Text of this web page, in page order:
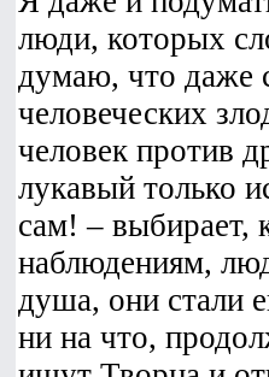
люди, которых
думаю, что даже
человеческих
человек против
лукавый только
сам! – выбирает,
наблюдениям,
душа, они стали
ни на что,